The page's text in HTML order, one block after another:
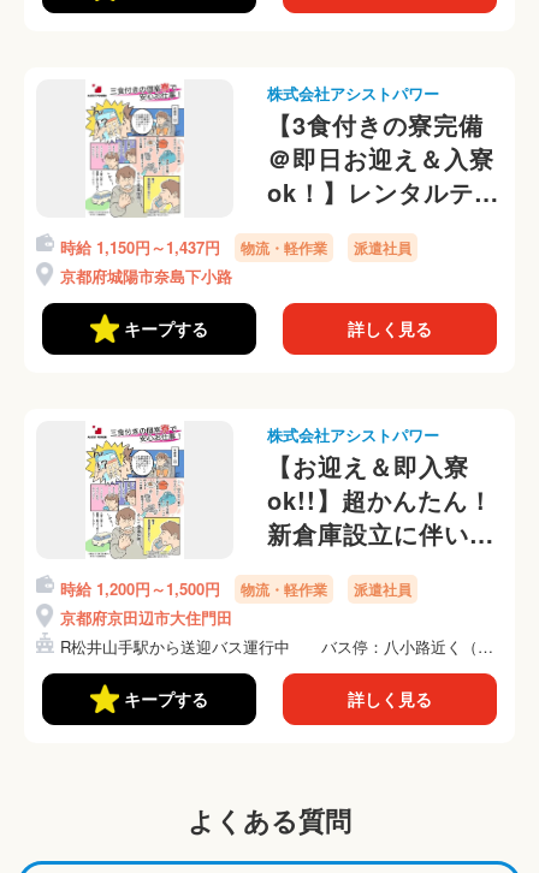
株式会社アシストパワー
【3食付きの寮完備
＠即日お迎え＆入寮
ok！】レンタルテン
トのかんたん補修業
務！寮から送迎有＠
時給 1,150円～1,437円 物流・軽作業 派遣社員
京都府城陽市奈島下小路
キープする 詳しく見る
株式会社アシストパワー
【お迎え＆即入寮
ok!!】超かんたん！
新倉庫設立に伴いオ
ープニングスタッフ
大量募集☆彡倉庫内
でのかんたんピッキ
ング作業
時給 1,200円～1,500円 物流・軽作業 派遣社員
京都府京田辺市大住門田
R松井山手駅から送迎バス運行中 バス停：八小路近く（徒
歩約...
キープする 詳しく見る
よくある質問